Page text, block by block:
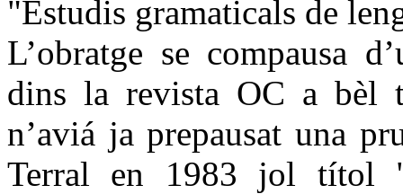
"Estudis gramaticals de
L’obratge se compausa
dins la revista OC a bèl
n’aviá ja prepausat una
Terral en 1983 jol títol